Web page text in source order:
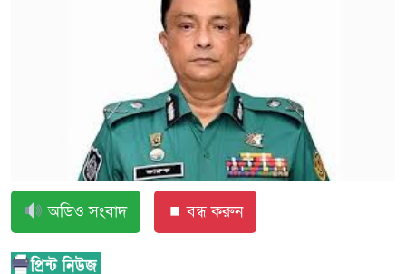
অডিও সংবাদ ⏹ বন্ধ করুন